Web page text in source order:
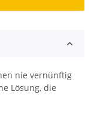
nie vernünftig
Lösung, die